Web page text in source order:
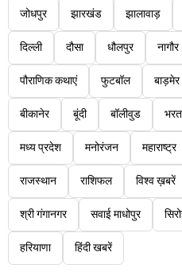
जोधपुर झारखंड झालावाड़
दिल्ली दौसा धौलपुर नागौर
पौराणिक कथाएं फुटबॉल बाड़मेर
बीकानेर बूंदी बॉलीवुड
मध्य प्रदेश मनोरंजन महाराष्ट्र
राजस्थान राशिफल विश्व ख़बरें
श्री गंगानगर सवाई माधोपुर
हरियाणा हिंदी खबरें